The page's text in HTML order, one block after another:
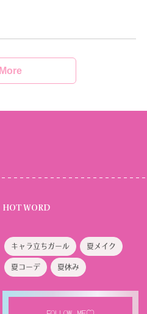
More
HOT WORD
キャラ立ちガール 夏メイク
夏コーデ 夏休み